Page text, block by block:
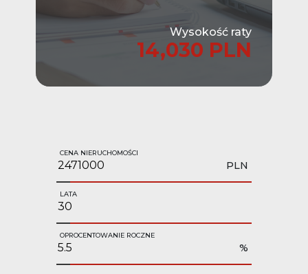
Wysokość raty
14,030 PLN
CENA NIERUCHOMOŚCI
PLN
LATA
OPROCENTOWANIE ROCZNE
%